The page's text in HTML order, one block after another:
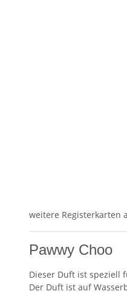
weitere Registerkarten
Pawwy Choo
Dieser Duft ist speziell
Der Duft ist auf